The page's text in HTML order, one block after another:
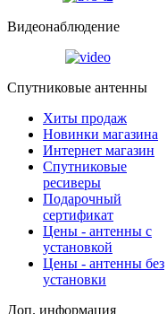
Видеонаблюдение
Спутниковые антенны
Хиты продаж
Новинки магазина
Интернет магазин
Спутниковые
ресиверы
Подарочный
сертификат
Цены - антенны с
установкой
Цены - антенны без
установки
Доп. информация